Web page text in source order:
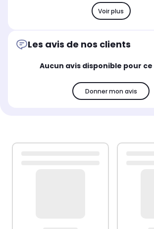
Voir plus
Les avis de nos clients
Aucun avis disponible pour
Donner mon avis